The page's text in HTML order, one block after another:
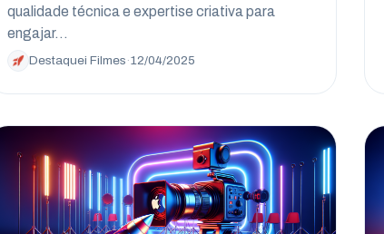
qualidade técnica e expertise criativa para
engajar…
Destaquei Filmes ·12/04/2025